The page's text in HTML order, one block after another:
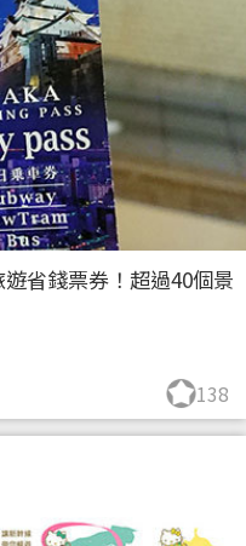
遊省錢票券！超過40個景
138